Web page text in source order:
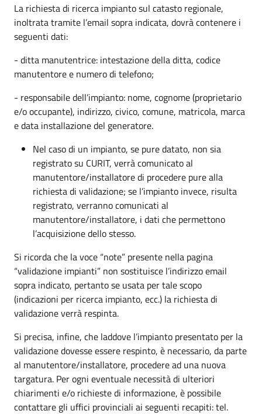
La richiesta di ricerca impianto sul catasto regionale,
inoltrata tramite l’email sopra indicata, dovrà contenere i
seguenti dati:
- ditta manutentrice: intestazione della ditta, codice
manutentore e numero di telefono;
- responsabile dell’impianto: nome, cognome (proprietario
e/o occupante), indirizzo, civico, comune, matricola, marca
e data installazione del generatore.
Nel caso di un impianto, se pure datato, non sia
registrato su CURIT, verrà comunicato al
manutentore/installatore di procedere pure alla
richiesta di validazione; se l’impianto invece, risulta
registrato, verranno comunicati al
manutentore/installatore, i dati che permettono
l’acquisizione dello stesso.
Si ricorda che la voce “note” presente nella pagina
“validazione impianti” non sostituisce l’indirizzo email
sopra indicato, pertanto se usata per tale scopo
(indicazioni per ricerca impianto, ecc.) la richiesta di
validazione verrà respinta.
Si precisa, infine, che laddove l’impianto presentato per la
validazione dovesse essere respinto, è necessario, da parte
al manutentore/installatore, procedere ad una nuova
targatura. Per ogni eventuale necessità di ulteriori
chiarimenti e/o richieste di informazione, è possibile
contattare gli uffici provinciali ai seguenti recapiti: tel.